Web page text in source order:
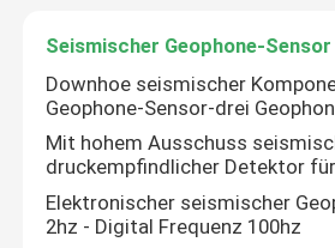
Seismischer Geophone-Sensor
Downhoe seismischer
Geophone-Sensor-drei
Mit hohem Ausschuss
druckempfindlicher Detektor
Elektronischer seismischer
2hz - Digital Frequenz 100hz